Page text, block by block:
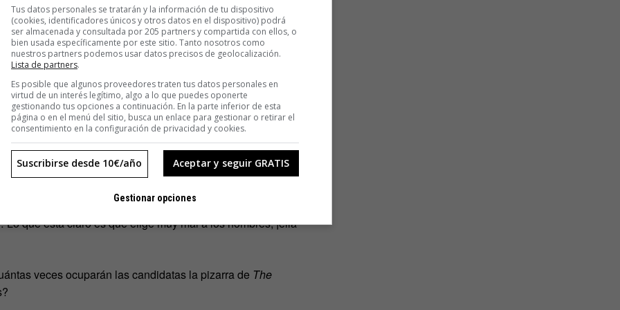
a personajes impresentables -¿el gringo más
de Doris Lessing, Nicanor Parra…
muchas más y en color. Pato Fernández es un periodista
la mierda al pibe”, o sea que acertaron –él y sus
que le hacen medios de España y América Latina. Ahora
a la presidencia, Michelle Bachelet, para la revista
alguien que hable mal de ella, de su gobierno sí –Bachelet
que está claro es que elige muy mal a los hombres, ¡ella
veces ocuparán las candidatas la pizarra de The
Tus datos personales se tratarán y la información de tu dispositivo
(cookies, identificadores únicos y otros datos en el dispositivo) podrá
ser almacenada y consultada por 205 partners y compartida con ellos, o
bien usada específicamente por este sitio. Tanto nosotros como
nuestros partners podemos usar datos precisos de geolocalización.
Lista de partners.
Es posible que algunos proveedores traten tus datos personales en
virtud de un interés legítimo, algo a lo que puedes oponerte
gestionando tus opciones a continuación. En la parte inferior de esta
página o en el menú del sitio, busca un enlace para gestionar o retirar el
consentimiento en la configuración de privacidad y cookies.
Aceptar y seguir GRATIS
Suscribirse desde 10€/año
Gestionar opciones